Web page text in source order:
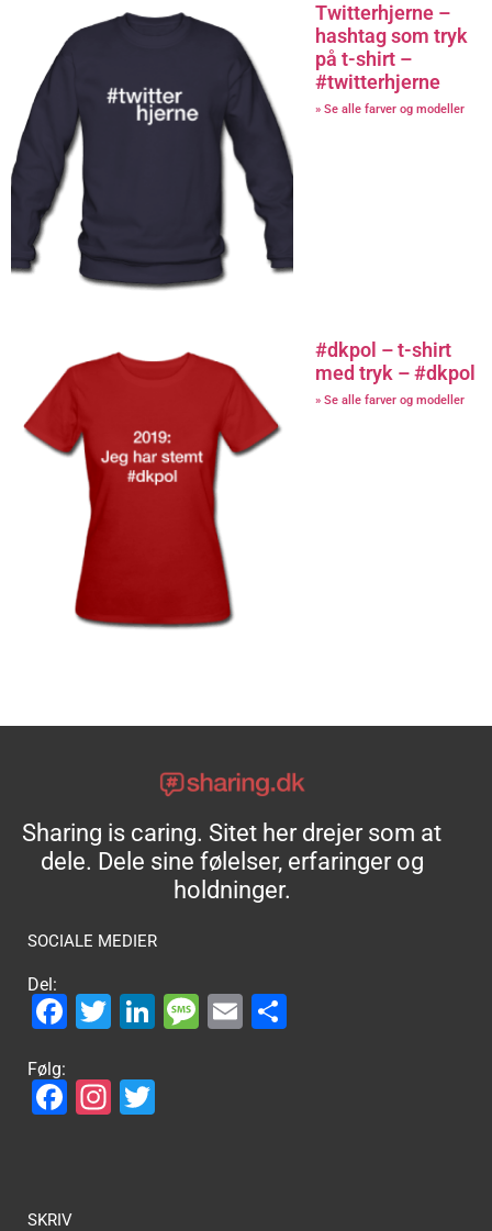
Twitterhjerne –
hashtag som tryk
på t-shirt –
#twitterhjerne
» Se alle farver og modeller
#dkpol – t-shirt
med tryk – #dkpol
» Se alle farver og modeller
Sharing is caring. Sitet her drejer som at
dele. Dele sine følelser, erfaringer og
holdninger.
SOCIALE MEDIER
Del:
Facebook
Twitter
LinkedIn
Message
Email
Følg:
Facebook
Instagram
SKRIV